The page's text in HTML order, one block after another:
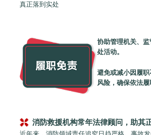
真正落到实处
协助管理机关、
处活动。
避免或减小因履
风险，确保依法履
消防救援机构常年法律顾问，助其